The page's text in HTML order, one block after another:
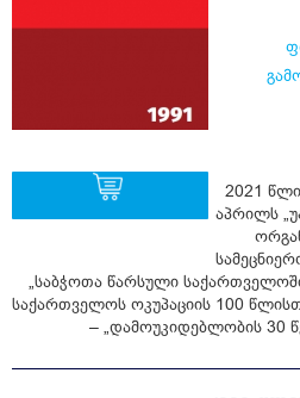
2021
აპრილს
„საბჭოთა წარსული
საქართველოს ოკუპაციის 100
– „დამოუკიდებლობის 30